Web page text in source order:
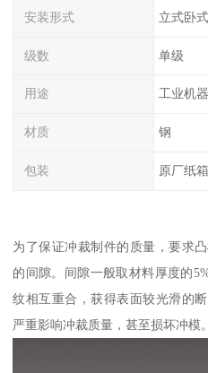
安装形式 立式卧式
级数 单级
用途 工业机器
材质 钢
包装 原厂纸箱
为了保证冲裁制件的质量，要求
的间隙。间隙一般取材料厚度的
纹相互重合，获得表面较光滑的
严重影响冲裁质量，甚至损坏冲模。